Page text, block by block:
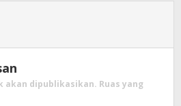
akan dipublikasikan. Ruas yang